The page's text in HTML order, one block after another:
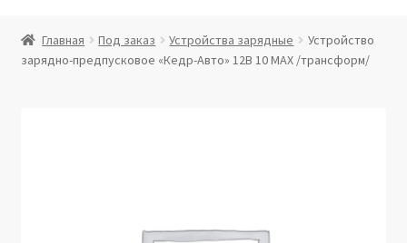
Витрина
Главная Под заказ Устройства зарядные
Устройство
зарядно-предпусковое «Кедр-Авто» 12В 10 MAX /трансформ/